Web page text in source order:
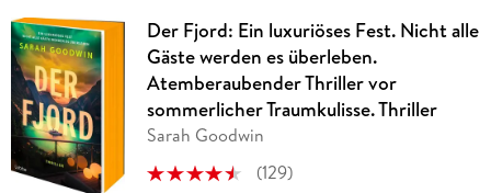
Der Fjord: Ein luxuriöses Fest. Nicht alle
Gäste werden es überleben.
Atemberaubender Thriller vor
sommerlicher Traumkulisse. Thriller
Sarah Goodwin
(129)